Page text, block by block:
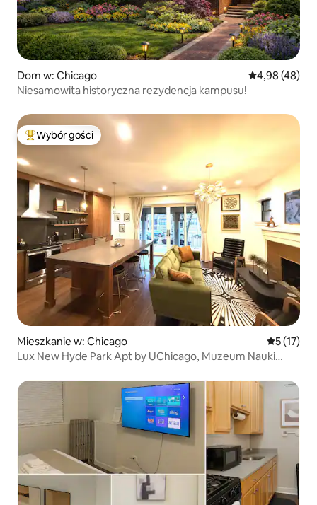
Dom w: Chicago Średnia
4,98 (48)
Niesamowita historyczna rezydencja kampusu!
Najpopularniejsze z kategorii Wybór gości
Wybór gości
Mieszkanie w: Chicago Średnia
5 (17)
Lux New Hyde Park Apt by UChicago, Muzeum Nauki